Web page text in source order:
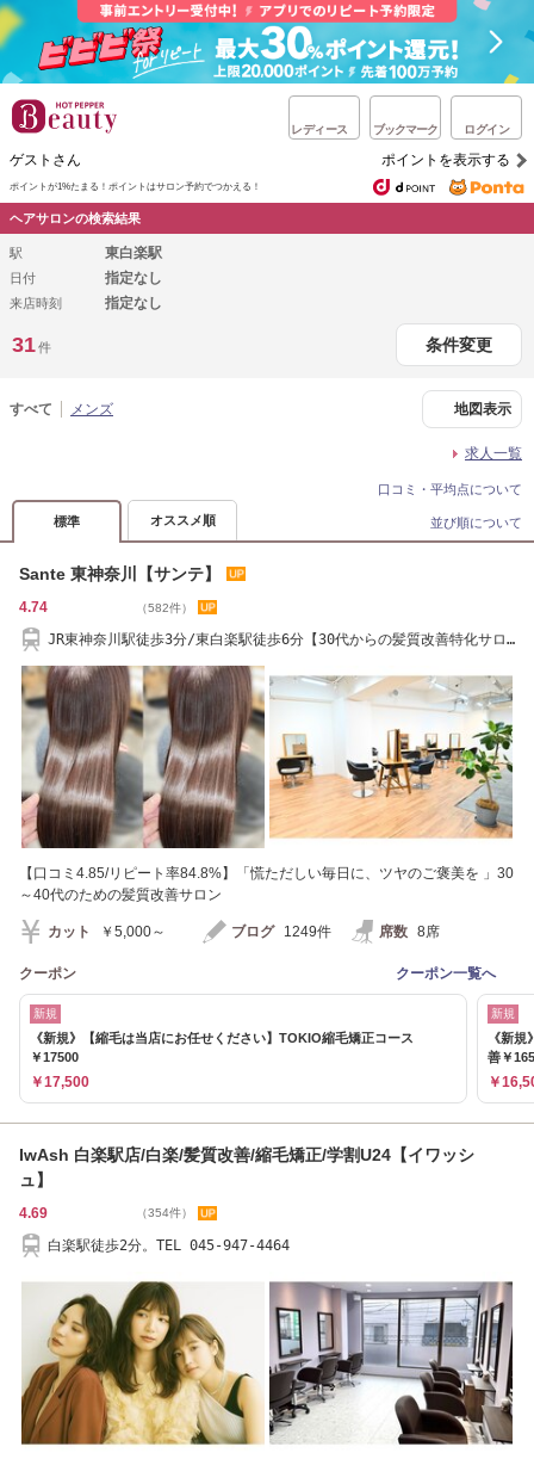
レディース ブックマーク ログイン
ゲストさん ポイントを表示する
ポイントが1%たまる！ ポイントはサロン予約でつかえる！
ヘアサロンの検索結果
駅 東白楽駅
日付 指定なし
来店時刻 指定なし
31件 条件変更
すべて メンズ 地図表示
求人一覧
口コミ・平均点について
標準 オススメ順 並び順について
Sante 東神奈川【サンテ】
4.74 （582件）
JR東神奈川駅徒歩3分/東白楽駅徒歩6分【30代からの髪質改善特化サロ
【口コミ4.85/リピート率84.8%】「慌ただしい毎日に、ツヤのご褒美を 」30
～40代のための髪質改善サロン
カット ￥5,000～ ブログ 1249件 席数 8席
クーポン クーポン一覧へ
新規
《新規》【縮毛は当店にお任せください】TOKIO縮毛矯正コース
￥17500
￥17,500
新規
《新
善￥
￥
IwAsh 白楽駅店/白楽/髪質改善/縮毛矯正/学割U24【イワッシ
ュ】
4.69 （354件）
白楽駅徒歩2分。TEL 045-947-4464